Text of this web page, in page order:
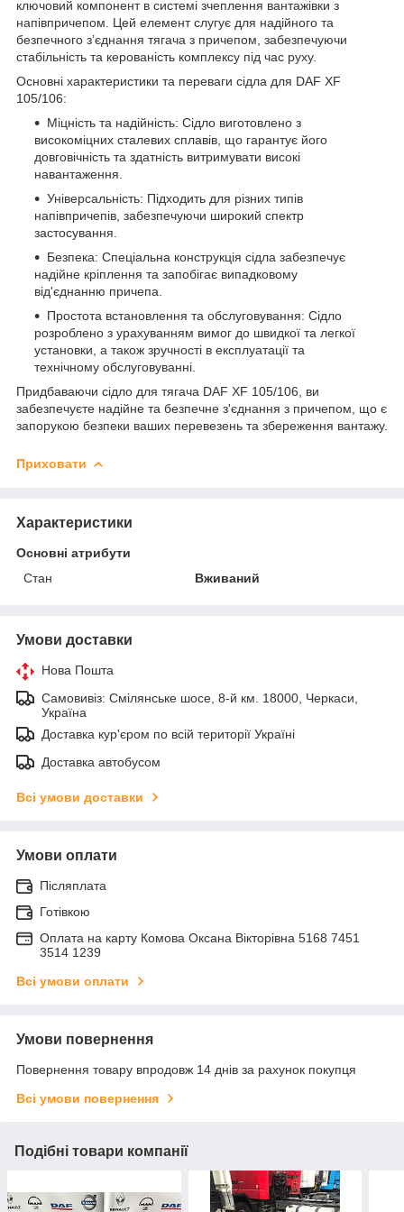
ключовий компонент в системі зчеплення вантажівки з
напівпричепом. Цей елемент слугує для надійного та
безпечного з’єднання тягача з причепом, забезпечуючи
стабільність та керованість комплексу під час руху.
Основні характеристики та переваги сідла для DAF XF
105/106:
Міцність та надійність: Сідло виготовлено з
високоміцних сталевих сплавів, що гарантує його
довговічність та здатність витримувати високі
навантаження.
Універсальність: Підходить для різних типів
напівпричепів, забезпечуючи широкий спектр
застосування.
Безпека: Спеціальна конструкція сідла забезпечує
надійне кріплення та запобігає випадковому
від'єднанню причепа.
Простота встановлення та обслуговування: Сідло
розроблено з урахуванням вимог до швидкої та легкої
установки, а також зручності в експлуатації та
технічному обслуговуванні.
Придбаваючи сідло для тягача DAF XF 105/106, ви
забезпечуєте надійне та безпечне з'єднання з причепом, що є
запорукою безпеки ваших перевезень та збереження вантажу.
Приховати
Характеристики
Основні атрибути
Стан
Вживаний
Умови доставки
Нова Пошта
Самовивіз: Смілянське шосе, 8-й км. 18000, Черкаси,
Україна
Доставка кур'єром по всій території Україні
Доставка автобусом
Всі умови доставки
Умови оплати
Післяплата
Готівкою
Оплата на карту Комова Оксана Вікторівна 5168 7451
3514 1239
Всі умови оплати
Умови повернення
Повернення товару впродовж 14 днів за рахунок покупця
Всі умови повернення
Подібні товари компанії